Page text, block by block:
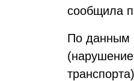
сообщила
По данным